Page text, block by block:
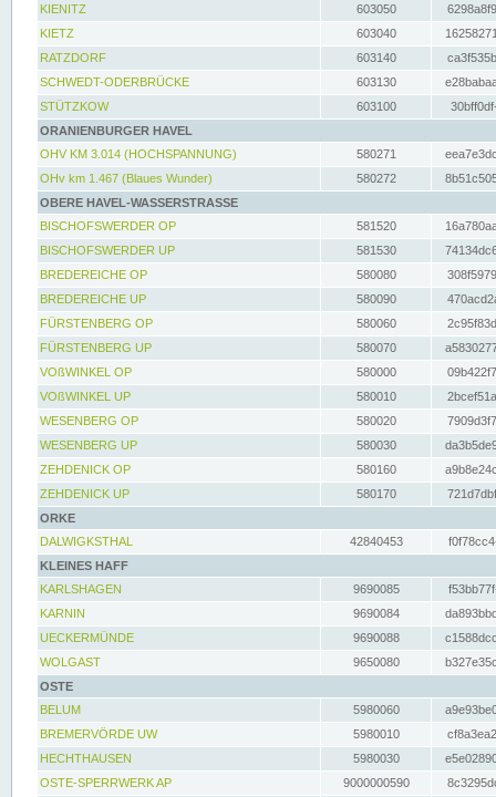
KIENITZ
603050
KIETZ
603040
RATZDORF
603140
SCHWEDT-ODERBRÜCKE
603130
STÜTZKOW
603100
ORANIENBURGER HAVEL
OHV KM 3.014 (HOCHSPANNUNG)
580271
OHv km 1.467 (Blaues Wunder)
580272
OBERE HAVEL-WASSERSTRASSE
BISCHOFSWERDER OP
581520
BISCHOFSWERDER UP
581530
BREDEREICHE OP
580080
BREDEREICHE UP
580090
FÜRSTENBERG OP
580060
FÜRSTENBERG UP
580070
VOßWINKEL OP
580000
VOßWINKEL UP
580010
WESENBERG OP
580020
WESENBERG UP
580030
ZEHDENICK OP
580160
ZEHDENICK UP
580170
ORKE
DALWIGKSTHAL
42840453
KLEINES HAFF
KARLSHAGEN
9690085
KARNIN
9690084
UECKERMÜNDE
9690088
WOLGAST
9650080
OSTE
BELUM
5980060
BREMERVÖRDE UW
5980010
HECHTHAUSEN
5980030
OSTE-SPERRWERK AP
9000000590